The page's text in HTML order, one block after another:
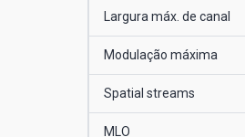
Largura máx. de canal
Modulação máxima
Spatial streams
MLO